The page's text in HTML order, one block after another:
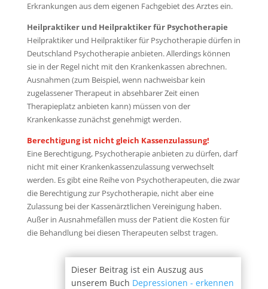
Erkrankungen aus dem eigenen Fachgebiet des Arztes ein.
Heilpraktiker und Heilpraktiker für Psychotherapie
Heilpraktiker und Heilpraktiker für Psychotherapie dürfen in
Deutschland Psychotherapie anbieten. Allerdings können
sie in der Regel nicht mit den Krankenkassen abrechnen.
Ausnahmen (zum Beispiel, wenn nachweisbar kein
zugelassener Therapeut in absehbarer Zeit einen
Therapieplatz anbieten kann) müssen von der
Krankenkasse zunächst genehmigt werden.
Berechtigung ist nicht gleich Kassenzulassung!
Eine Berechtigung, Psychotherapie anbieten zu dürfen, darf
nicht mit einer Krankenkassenzulassung verwechselt
werden. Es gibt eine Reihe von Psychotherapeuten, die zwar
die Berechtigung zur Psychotherapie, nicht aber eine
Zulassung bei der Kassenärztlichen Vereinigung haben.
Außer in Ausnahmefällen muss der Patient die Kosten für
die Behandlung bei diesen Therapeuten selbst tragen.
Dieser Beitrag ist ein Auszug aus
unserem Buch Depressionen - erkennen